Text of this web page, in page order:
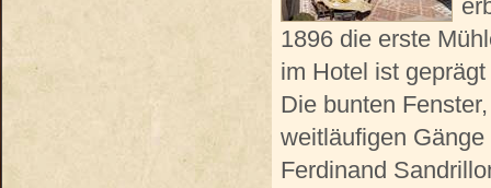
1896 die erste
im Hotel ist
Die bunten
weitläufigen
Ferdinand